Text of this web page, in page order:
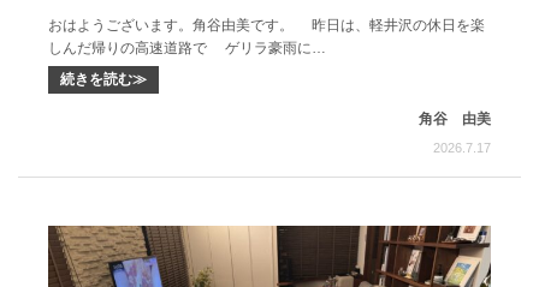
おはようございます。角谷由美です。 昨日は、軽井沢の休日を楽
しんだ帰りの高速道路で ゲリラ豪雨に…
続きを読む≫
角谷 由美
2026.7.17